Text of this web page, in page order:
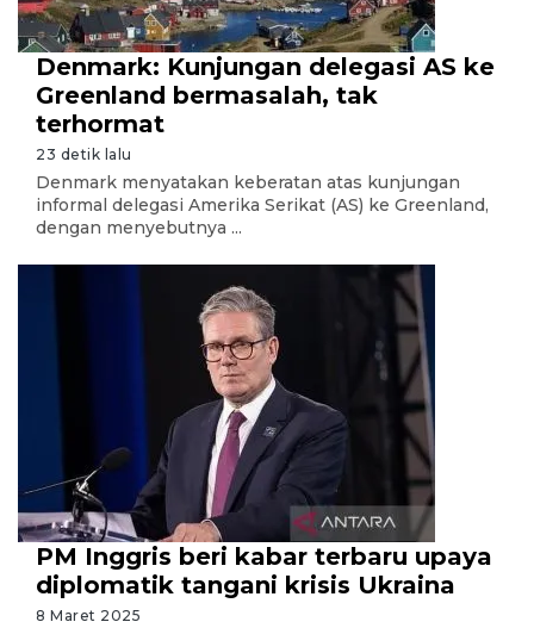
Denmark: Kunjungan delegasi AS ke
Greenland bermasalah, tak
terhormat
23 detik lalu
Denmark menyatakan keberatan atas kunjungan
informal delegasi Amerika Serikat (AS) ke Greenland,
dengan menyebutnya ...
PM Inggris beri kabar terbaru upaya
diplomatik tangani krisis Ukraina
8 Maret 2025